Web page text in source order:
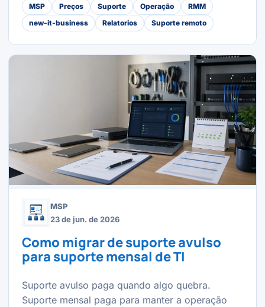
MSP Preços Suporte Operação
RMM
new-it-business
Relatorios Suporte remoto
MSP
23 de jun. de 2026
Como migrar de suporte avulso
para suporte mensal de TI
Suporte avulso paga quando algo quebra.
Suporte mensal paga para manter a operação